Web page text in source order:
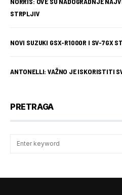
STRPLJIV
NOVI SUZUKI GSX-R1000R I SV-7GX
ANTONELLI: VAŽNO JE ISKORISTITI
PRETRAGA